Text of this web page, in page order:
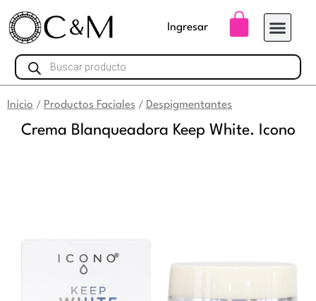
Ingresar Carrito
Búsqueda
de
productos
Inicio / Productos Faciales / Despigmentantes
Crema Blanqueadora Keep White. Icono